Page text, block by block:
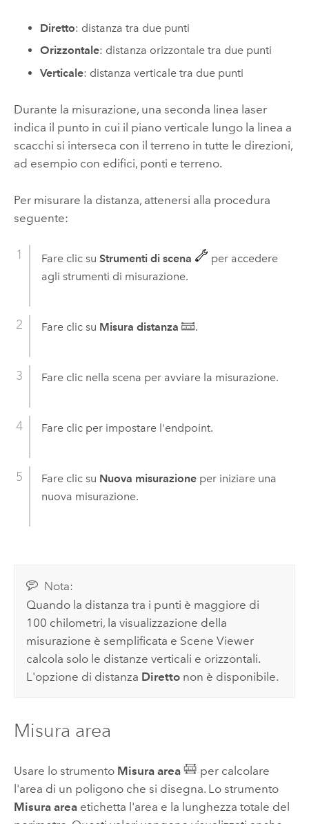
Diretto: distanza tra due punti
Orizzontale: distanza orizzontale tra due punti
Verticale: distanza verticale tra due punti
Durante la misurazione, una seconda linea laser
indica il punto in cui il piano verticale lungo la linea a
scacchi si interseca con il terreno in tutte le direzioni,
ad esempio con edifici, ponti e terreno.
Per misurare la distanza, attenersi alla procedura
seguente:
Fare clic su Strumenti di scena
per accedere
agli strumenti di misurazione.
Fare clic su Misura distanza .
Fare clic nella scena per avviare la misurazione.
Fare clic per impostare l'endpoint.
Fare clic su Nuova misurazioneper iniziare una
nuova misurazione.
Nota:
Quando la distanza tra i punti è maggiore di
100 chilometri, la visualizzazione della
misurazione è semplificata e Scene Viewer
calcola solo le distanze verticali e orizzontali.
L'opzione di distanza Diretto non è disponibile.
Misura area
Usare lo strumento Misura area
per calcolare
l'area di un poligono che si disegna. Lo strumento
Misura areaetichetta l'area e la lunghezza totale del